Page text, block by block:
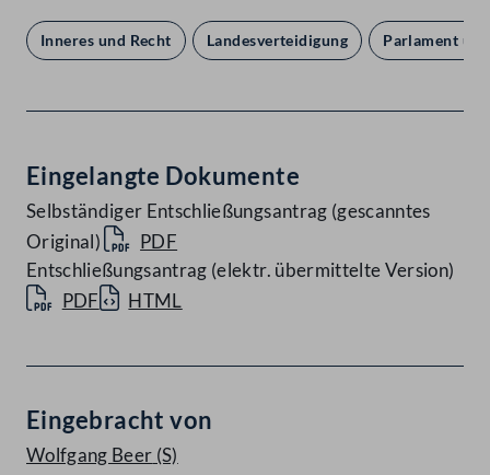
Inneres und Recht Landesverteidigung Parlament
Eingelangte Dokumente
Selbständiger Entschließungsantrag (gescanntes
Original)
PDF
Entschließungsantrag (elektr. übermittelte Version)
PDF
HTML
Eingebracht von
Wolfgang Beer (S)